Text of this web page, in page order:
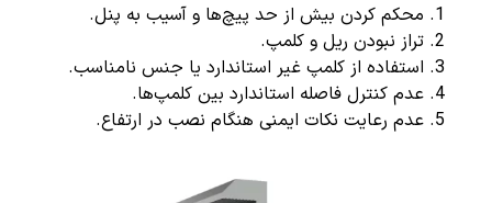
محکم کردن بیش از حد پیچ‌ها و آسیب به پنل.
تراز نبودن ریل و کلمپ.
استفاده از کلمپ غیر استاندارد یا جنس نامناسب.
عدم کنترل فاصله استاندارد بین کلمپ‌ها.
عدم رعایت نکات ایمنی هنگام نصب در ارتفاع.